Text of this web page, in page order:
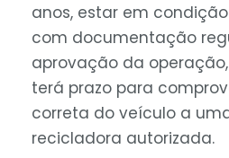
anos, estar em
com documentação
aprovação da
terá prazo para
correta do veículo a
recicladora autorizada.